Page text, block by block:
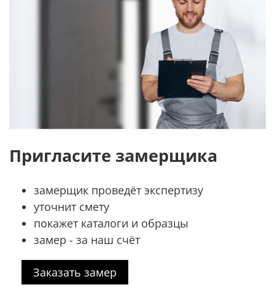
Пригласите замерщика
замерщик проведёт экспертизу
уточнит смету
покажет каталоги и образцы
замер - за наш счёт
Заказать замер